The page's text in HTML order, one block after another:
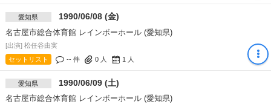
愛知県 1990/06/08 (金)
名古屋市総合体育館 レインボーホール (愛知県)
[出演] 松任谷由実
セットリスト
-- 件 0人 1 人
愛知県 1990/06/09 (土)
名古屋市総合体育館 レインボーホール (愛知県)